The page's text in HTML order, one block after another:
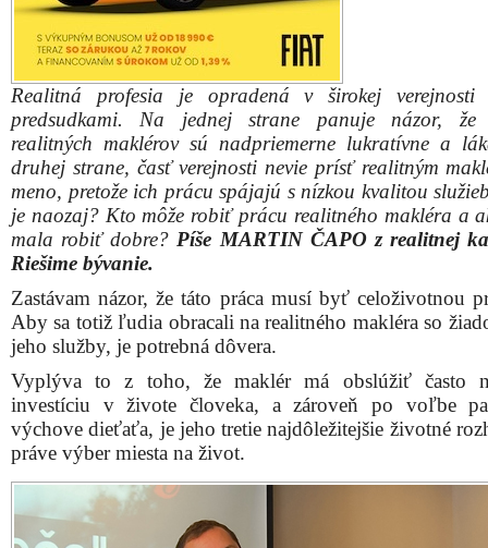
Realitná profesia je opradená v širokej verejnosti
predsudkami. Na jednej strane panuje názor, že
realitných maklérov sú nadpriemerne lukratívne a
druhej strane, časť verejnosti nevie prísť realitným
meno, pretože ich prácu spájajú s nízkou kvalitou
je naozaj? Kto môže robiť prácu realitného makléra a
mala robiť dobre? Píše MARTIN ČAPO z realitnej
Riešime bývanie.
Zastávam názor, že táto práca musí byť celoživotnou
Aby sa totiž ľudia obracali na realitného makléra so
jeho služby, je potrebná dôvera.
Vyplýva to z toho, že maklér má obslúžiť často
investíciu v živote človeka, a zároveň po voľbe
výchove dieťaťa, je jeho tretie najdôležitejšie životné
práve výber miesta na život.